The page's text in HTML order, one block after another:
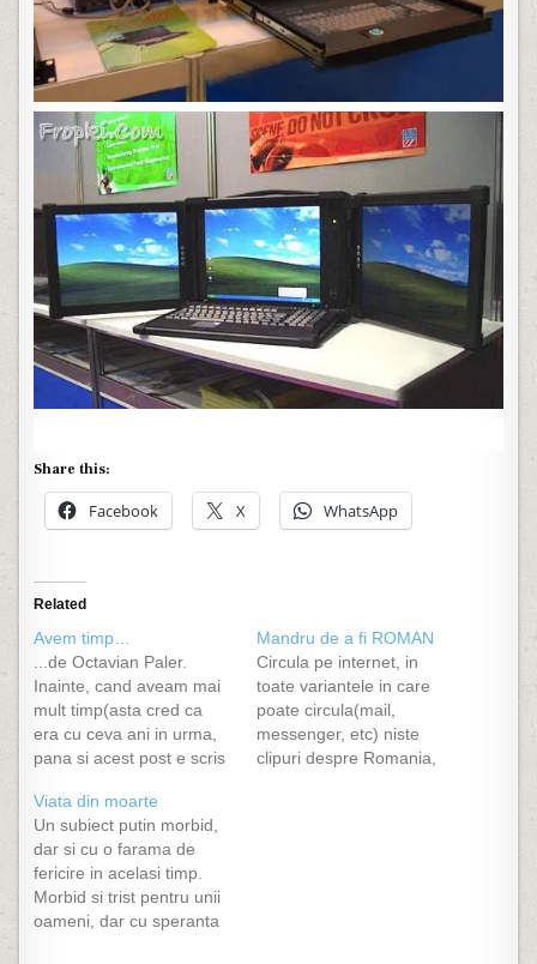
Share this:
Facebook X WhatsApp
Related
Avem timp…
...de Octavian Paler.
Inainte, cand aveam mai
mult timp(asta cred ca
era cu ceva ani in urma,
pana si acest post e scris
citesc, si citeam destule.
La un moment dat am
primit pe mail sau
messenger o mica
povestioara, un
interviu(pe care il voi…
Mandru de a fi ROMAN
Circula pe internet, in
toate variantele in care
poate circula(mail,
messenger, etc) niste
clipuri despre Romania,
Viata din moarte
Un subiect putin morbid,
dar si cu o farama de
fericire in acelasi timp.
Morbid si trist pentru unii
oameni, dar cu speranta